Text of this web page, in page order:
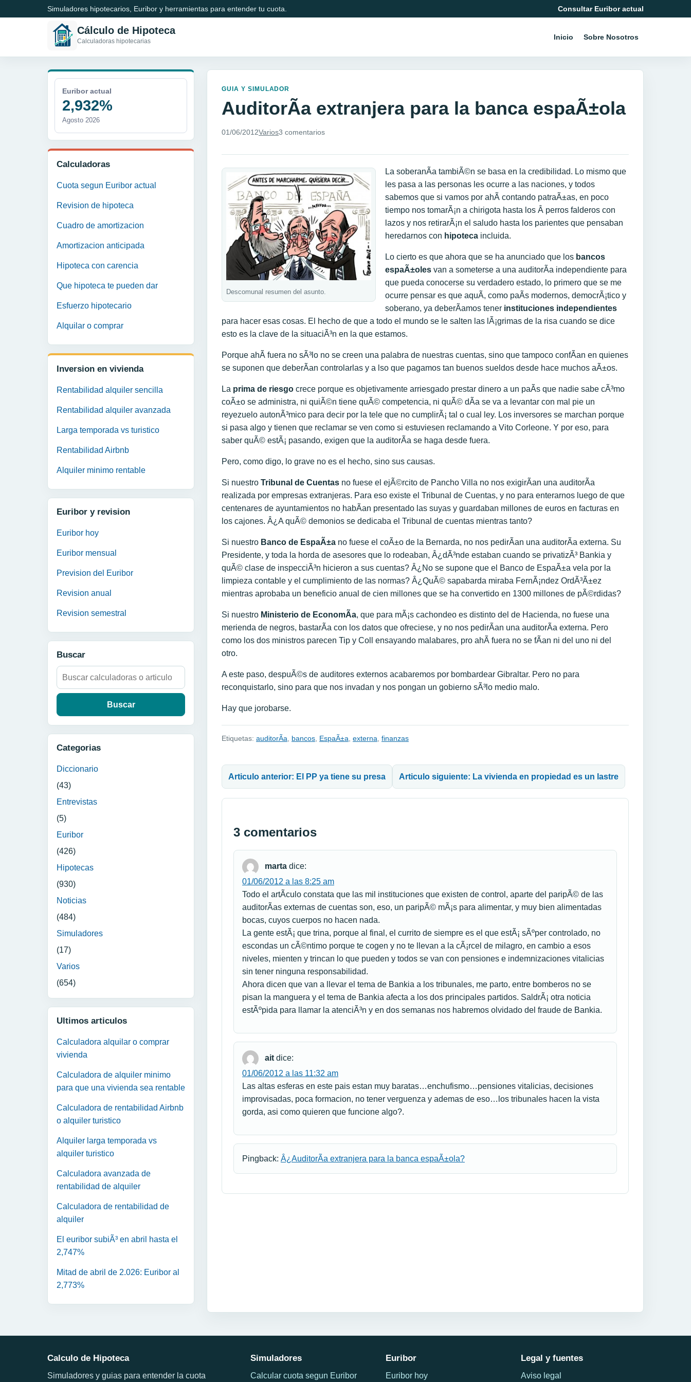
Simuladores hipotecarios, Euribor y herramientas para entender tu cuota. Consultar Euribor actual
Cálculo de Hipoteca
Calculadoras hipotecarias Inicio Sobre Nosotros
Euribor actual
2,932%
Agosto 2026
Calculadoras
Cuota segun Euribor actual
Revision de hipoteca
Cuadro de amortizacion
Amortizacion anticipada
Hipoteca con carencia
Que hipoteca te pueden dar
Esfuerzo hipotecario
Alquilar o comprar
Inversion en vivienda
Rentabilidad alquiler sencilla
Rentabilidad alquiler avanzada
Larga temporada vs turistico
Rentabilidad Airbnb
Alquiler minimo rentable
Euribor y revision
Euribor hoy
Euribor mensual
Prevision del Euribor
Revision anual
Revision semestral
Buscar
Buscar:
Categorias
Diccionario
(43)
Entrevistas
(5)
Euribor
(426)
Hipotecas
(930)
Noticias
(484)
Simuladores
(17)
Varios
(654)
Ultimos articulos
Calculadora alquilar o comprar
vivienda
Calculadora de alquiler minimo
para que una vivienda sea rentable
Calculadora de rentabilidad Airbnb
o alquiler turistico
Alquiler larga temporada vs
alquiler turistico
Calculadora avanzada de
rentabilidad de alquiler
Calculadora de rentabilidad de
alquiler
El euribor subiÃ³ en abril hasta el
2,747%
Mitad de abril de 2.026: Euribor al
2,773%
GUIA Y SIMULADOR
AuditorÃ­a extranjera para la banca espaÃ±ola
01/06/2012Varios3 comentarios
Descomunal resumen del asunto.
La soberanÃ­a tambiÃ©n se basa en la credibilidad. Lo mismo que
les pasa a las personas les ocurre a las naciones, y todos
sabemos que si vamos por ahÃ­ contando patraÃ±as, en poco
tiempo nos tomarÃ¡n a chirigota hasta los Â perros falderos con
lazos y nos retirarÃ¡n el saludo hasta los parientes que pensaban
heredarnos con hipoteca incluida.
Lo cierto es que ahora que se ha anunciado que los bancos
espaÃ±oles van a someterse a una auditorÃ­a independiente para
que pueda conocerse su verdadero estado, lo primero que se me
ocurre pensar es que aquÃ­, como paÃ­s modernos, democrÃ¡tico y
soberano, ya deberÃ­amos tener instituciones independientes
para hacer esas cosas. El hecho de que a todo el mundo se le salten las lÃ¡grimas de la risa cuando se dice
esto es la clave de la situaciÃ³n en la que estamos.
Porque ahÃ­ fuera no sÃ³lo no se creen una palabra de nuestras cuentas, sino que tampoco confÃ­an en quienes
se suponen que deberÃ­an controlarlas y a lso que pagamos tan buenos sueldos desde hace muchos aÃ±os.
La prima de riesgo crece porque es objetivamente arriesgado prestar dinero a un paÃ­s que nadie sabe cÃ³mo
coÃ±o se administra, ni quiÃ©n tiene quÃ© competencia, ni quÃ© dÃ­a se va a levantar con mal pie un
reyezuelo autonÃ³mico para decir por la tele que no cumplirÃ¡ tal o cual ley. Los inversores se marchan porque
si pasa algo y tienen que reclamar se ven como si estuviesen reclamando a Vito Corleone. Y por eso, para
saber quÃ© estÃ¡ pasando, exigen que la auditorÃ­a se haga desde fuera.
Pero, como digo, lo grave no es el hecho, sino sus causas.
Si nuestro Tribunal de Cuentas no fuese el ejÃ©rcito de Pancho Villa no nos exigirÃ­an una auditorÃ­a
realizada por empresas extranjeras. Para eso existe el Tribunal de Cuentas, y no para enterarnos luego de que
centenares de ayuntamientos no habÃ­an presentado las suyas y guardaban millones de euros en facturas en
los cajones. Â¿A quÃ© demonios se dedicaba el Tribunal de cuentas mientras tanto?
Si nuestro Banco de EspaÃ±a no fuese el coÃ±o de la Bernarda, no nos pedirÃ­an una auditorÃ­a externa. Su
Presidente, y toda la horda de asesores que lo rodeaban, Â¿dÃ³nde estaban cuando se privatizÃ³ Bankia y
quÃ© clase de inspecciÃ³n hicieron a sus cuentas? Â¿No se supone que el Banco de EspaÃ±a vela por la
limpieza contable y el cumplimiento de las normas? Â¿QuÃ© sapabarda miraba FernÃ¡ndez OrdÃ³Ã±ez
mientras aprobaba un beneficio anual de cien millones que se ha convertido en 1300 millones de pÃ©rdidas?
Si nuestro Ministerio de EconomÃ­a, que para mÃ¡s cachondeo es distinto del de Hacienda, no fuese una
merienda de negros, bastarÃ­a con los datos que ofreciese, y no nos pedirÃ­an una auditorÃ­a externa. Pero
como los dos ministros parecen Tip y Coll ensayando malabares, pro ahÃ­ fuera no se fÃ­an ni del uno ni del
otro.
A este paso, despuÃ©s de auditores externos acabaremos por bombardear Gibraltar. Pero no para
reconquistarlo, sino para que nos invadan y nos pongan un gobierno sÃ³lo medio malo.
Hay que jorobarse.
Etiquetas: auditorÃ­a bancos EspaÃ±a externa finanzas
Articulo anterior: El PP ya tiene su presa Articulo siguiente: La vivienda en propiedad es un lastre
3 comentarios
marta dice:
01/06/2012 a las 8:25 am
Todo el artÃ­culo constata que las mil instituciones que existen de control, aparte del paripÃ© de las
auditorÃ­as externas de cuentas son, eso, un paripÃ© mÃ¡s para alimentar, y muy bien alimentadas
bocas, cuyos cuerpos no hacen nada.
La gente estÃ¡ que trina, porque al final, el currito de siempre es el que estÃ¡ sÃºper controlado, no
escondas un cÃ©ntimo porque te cogen y no te llevan a la cÃ¡rcel de milagro, en cambio a esos
niveles, mienten y trincan lo que pueden y todos se van con pensiones e indemnizaciones vitalicias
sin tener ninguna responsabilidad.
Ahora dicen que van a llevar el tema de Bankia a los tribunales, me parto, entre bomberos no se
pisan la manguera y el tema de Bankia afecta a los dos principales partidos. SaldrÃ¡ otra noticia
estÃºpida para llamar la atenciÃ³n y en dos semanas nos habremos olvidado del fraude de Bankia.
ait dice:
01/06/2012 a las 11:32 am
Las altas esferas en este pais estan muy baratas…enchufismo…pensiones vitalicias, decisiones
improvisadas, poca formacion, no tener verguenza y ademas de eso…los tribunales hacen la vista
gorda, asi como quieren que funcione algo?.
Pingback: Â¿AuditorÃ­a extranjera para la banca espaÃ±ola?
Calculo de Hipoteca
Simuladores y guias para entender la cuota
Simuladores
Calcular cuota segun Euribor
Euribor
Euribor hoy
Legal y fuentes
Aviso legal